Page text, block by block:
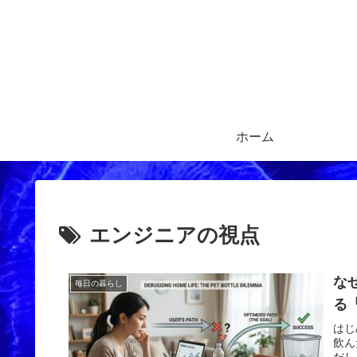
ホーム
エンジニアの視点
毎日の暮らし
な
る
は
飲